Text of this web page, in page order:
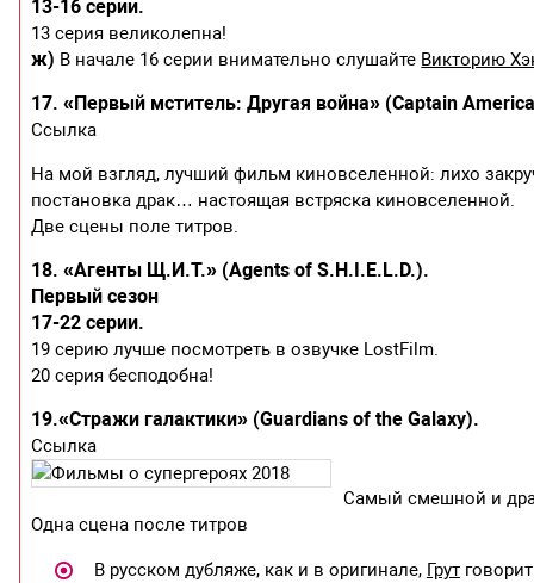
13-16 серии.
13 серия великолепна!
ж) В начале 16 серии внимательно слушайте Викторию
17. «Первый мститель: Другая война» (Captain
Ссылка
На мой взгляд, лучший фильм киновселенной: лихо
постановка драк… настоящая встряска киновселенной.
Две сцены поле титров.
18. «Агенты Щ.И.Т.» (Agents of S.H.I.E.L.D.).
Первый сезон
17-22 серии.
19 серию лучше посмотреть в озвучке LostFilm.
20 серия бесподобна!
19.«Стражи галактики» (Guardians of the Galaxy).
Ссылка
Самый смешной и
Одна сцена после титров
В русском дубляже, как и в оригинале, Грут